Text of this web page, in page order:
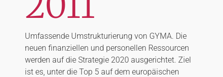
Umfassende Umstrukturierung von GYMA. Die
neuen finanziellen und personellen Ressourcen
werden auf die Strategie 2020 ausgerichtet. Ziel
ist es, unter die Top 5 auf dem europäischen